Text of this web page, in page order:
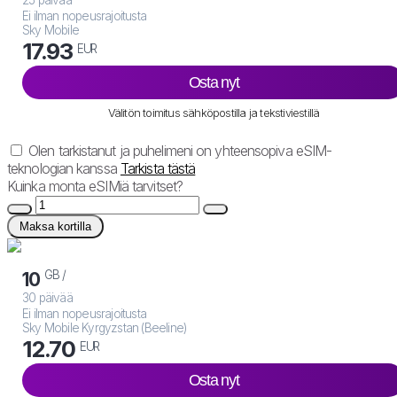
Ei ilman nopeusrajoitusta
Sky Mobile
17.93 EUR
Osta nyt
Välitön toimitus sähköpostilla ja tekstiviestillä
Olen tarkistanut ja puhelimeni on yhteensopiva eSIM-
teknologian kanssa Tarkista tästä
Kuinka monta eSIMiä tarvitset?
Maksa kortilla
10 GB /
30 päivää
Ei ilman nopeusrajoitusta
Sky Mobile Kyrgyzstan (Beeline)
12.70 EUR
Osta nyt